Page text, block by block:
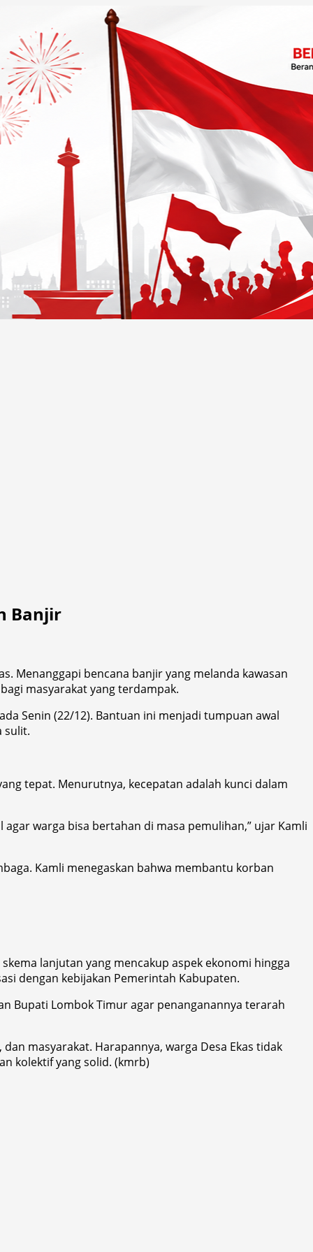
Banjir
Menanggapi bencana banjir yang melanda kawasan
masyarakat yang terdampak.
Senin (22/12). Bantuan ini menjadi tumpuan awal
sulit.
tepat. Menurutnya, kecepatan adalah kunci dalam
warga bisa bertahan di masa pemulihan,” ujar Kamli
Kamli menegaskan bahwa membantu korban
lanjutan yang mencakup aspek ekonomi hingga
dengan kebijakan Pemerintah Kabupaten.
Bupati Lombok Timur agar penanganannya terarah
masyarakat. Harapannya, warga Desa Ekas tidak
kolektif yang solid. (kmrb)